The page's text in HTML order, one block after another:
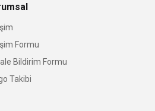
Formu
Bildirim Formu
Takibi